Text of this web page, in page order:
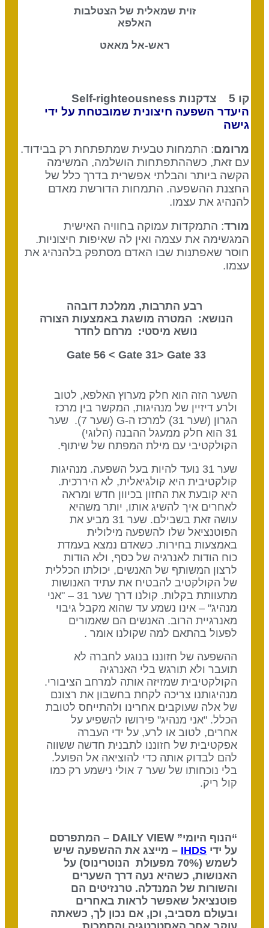
זוית שמאלית של הצטלבות
האלפא
ראש-אל מאאט
קו 5 צדקנות
Self-righteousness
היעדר השפעה חיצונית שמובטחת על ידי
גישה
מרומם: התמחות טבעית שמתפתחת רק בבידוד.
עם זאת, כשההתפתחות הושלמה, המשימה
הקשה ביותר והבלתי אפשרית בדרך כלל של
החצנת ההשפעה. התמחות הדורשת מאדם
להנהיג את עצמו.
מורד: התמקדות עמוקה בחוויה האישית
המגשימה את עצמה ואין לה שאיפות חיצוניות.
חוסר שאפתנות שבו האדם מסתפק בלהנהיג את
עצמו.
רבע התרבות, ממלכת דובהה
הנושא: המטרה מושגת באמצעות הצורה
נושא מיסטי: מרחם לחדר
33 Gate 56 <
Gate 31 > Gate
השער הזה הוא חלק מערוץ האלפא, לטוב
ולרע דיזיין של מנהיגות, המקשר בין מרכז
הגרון (שער 31) למרכז ה-G (שער 7). שער
31 הוא חלק ממעגל ההבנה (הלוגי)
הקולקטיבי עם מילת המפתח של שיתוף.
שער 31 נועד להיות בעל השפעה. מנהיגות
קולקטיבית היא קולגיאלית, לא היררכית.
היא קובעת את החזון בכיוון חדש ומראה
לאחרים איך להשיג אותו, יותר משהיא
עושה זאת בשבילם. שער 31 מביע את
הפוטנציאל שלו להשפעה מילולית
באמצעות בחירות. כשאדם נמצא בעמדת
כוח הודות לאנרגיה של כסף, ולא הודות
לרצון המשותף של האנשים, יכולתו הכללית
של הקולקטיב להבטיח את עתיד האנושות
מתעוותת בקלות. קולנו דרך שער 31 – "אני
מנהיג" – אינו נשמע עד שהוא מקבל גיבוי
מאנרגיית הרוב. האנשים הם שאמורים
לפעול בהתאם למה שקולנו אומר .
ההשפעה של חזוננו בנוגע לחברה לא
תועבר ולא תורגש בלי האנרגיה
הקולקטיבית שמזיזה אותה למרחב הציבורי.
מנהיגותנו צריכה לקחת בחשבון את רצונם
של אלה שעוקבים אחרינו ולהתייחס לטובת
הכלל. "אני מנהיג" פירושו להשפיע על
אחרים, לטוב או לרע, על ידי העברה
אפקטיבית של חזוננו לתבנית חדשה ששווה
להם לבדוק אותה כדי להוציאה אל הפועל.
בלי נוכחותו של שער 7 אולי נישמע רק כמו
קול ריק.
“הנוף היומי” DAILY VIEW – המתפרסם
על ידיIHDS – מייצג את ההשפעה שיש
לשמש (70% מפעולת הנוטרינוס) על
האנושות, כשהיא נעה דרך השערים
והשורות של המנדלה. טרנזיטים הם
פוטנציאל שאפשר לראות באחרים
ובעולם מסביב, וכן, אם נכון לך, כשאתה